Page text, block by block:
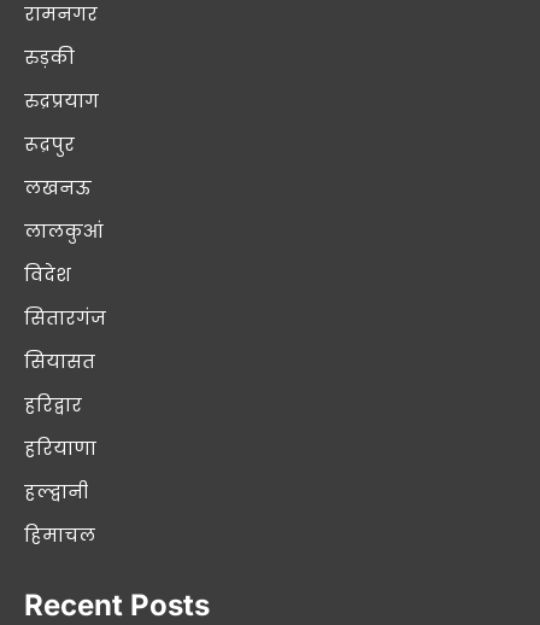
रामनगर
रुड़की
रुद्रप्रयाग
रूद्रपुर
लखनऊ
लालकुआं
विदेश
सितारगंज
सियासत
हरिद्वार
हरियाणा
हल्द्वानी
हिमाचल
Recent Posts